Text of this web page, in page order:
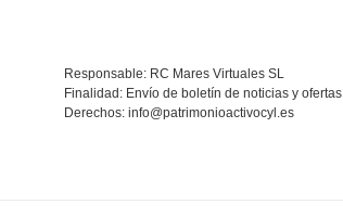
Responsable: RC Mares Virtuales SL
Finalidad: Envío de boletín de noticias y ofertas
Derechos: info@patrimonioactivocyl.es